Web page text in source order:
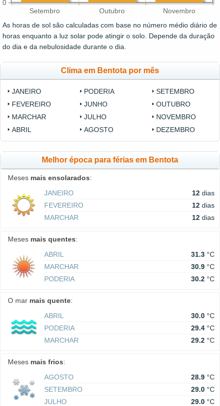
Setembro Outubro Novembro
0
As horas de sol são calculadas com base no número médio diário de
horas enquanto a luz solar pode atingir o solo. Depende da duração
do dia e da nebulosidade durante o dia.
Clima em Bentota por mês
JANEIRO
FEVEREIRO
MARCHAR
ABRIL
PODERIA
JUNHO
JULHO
AGOSTO
SETEMBRO
OUTUBRO
NOVEMBRO
DEZEMBRO
Melhor época para férias em Bentota
Meses mais ensolarados:
JANEIRO
12 dias
FEVEREIRO
12 dias
MARCHAR
12 dias
Meses mais quentes:
ABRIL
31.3 °C
MARCHAR
30.9 °C
PODERIA
30.2 °C
O mar mais quente:
ABRIL
30.0 °C
PODERIA
29.4 °C
MARCHAR
29.2 °C
Meses mais frios:
AGOSTO
28.9 °C
SETEMBRO
29.0 °C
JULHO
29.0 °C